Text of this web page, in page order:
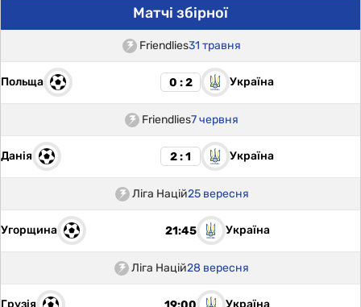
Матчі збірної
Friendlies31 травня
Польща 0 : 2 Україна
Friendlies7 червня
Данія 2 : 1 Україна
Ліга Націй25 вересня
Угорщина 21:45 Україна
Ліга Націй28 вересня